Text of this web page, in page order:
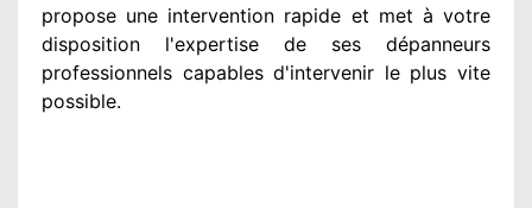
propose une intervention rapide et met à votre
disposition l'expertise de ses dépanneurs
professionnels capables d'intervenir le plus vite
possible.